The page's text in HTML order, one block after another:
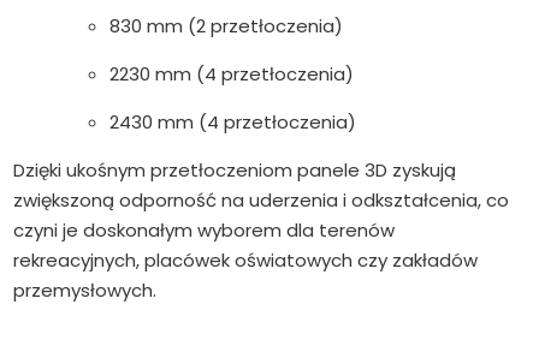
830 mm (2 przetłoczenia)
2230 mm (4 przetłoczenia)
2430 mm (4 przetłoczenia)
Dzięki ukośnym przetłoczeniom panele 3D zyskują
zwiększoną odporność na uderzenia i odkształcenia, co
czyni je doskonałym wyborem dla terenów
rekreacyjnych, placówek oświatowych czy zakładów
przemysłowych.